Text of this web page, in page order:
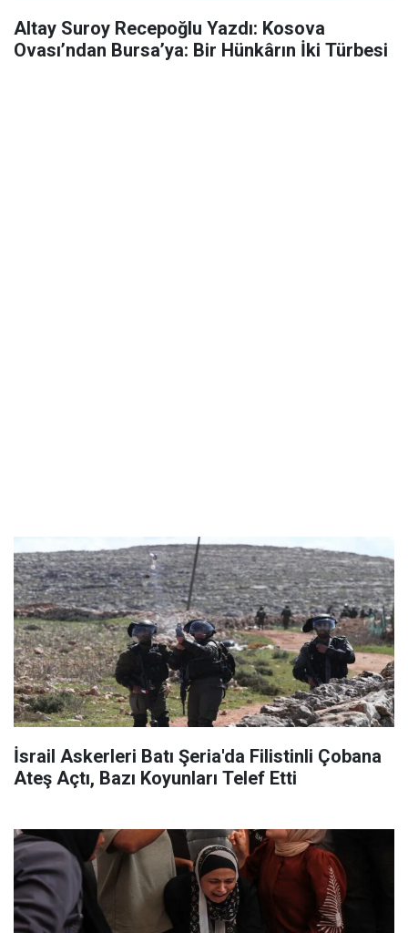
Altay Suroy Recepoğlu Yazdı: Kosova
Ovası’ndan Bursa’ya: Bir Hünkârın İki Türbesi
İsrail Askerleri Batı Şeria'da Filistinli Çobana
Ateş Açtı, Bazı Koyunları Telef Etti